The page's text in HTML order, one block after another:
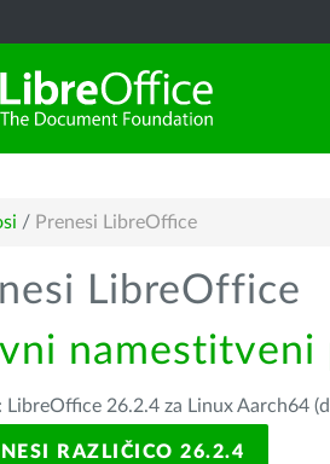
/ Prenesi LibreOffice
LibreOffice
namestitveni
LibreOffice 26.2.4 za Linux Aarch64
RAZLIČICO 26.2.4